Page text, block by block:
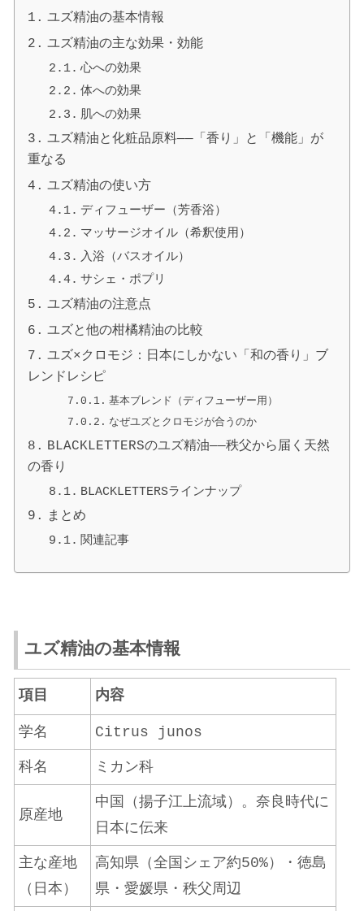
ユズ精油の基本情報
ユズ精油の主な効果・効能
心への効果
体への効果
肌への効果
ユズ精油と化粧品原料——「香り」と「機能」が
重なる
ユズ精油の使い方
ディフューザー（芳香浴）
マッサージオイル（希釈使用）
入浴（バスオイル）
サシェ・ポプリ
ユズ精油の注意点
ユズと他の柑橘精油の比較
ユズ×クロモジ：日本にしかない「和の香り」ブ
レンドレシピ
基本ブレンド（ディフューザー用）
なぜユズとクロモジが合うのか
BLACKLETTERSのユズ精油——秩父から届く天然
の香り
BLACKLETTERSラインナップ
まとめ
関連記事
ユズ精油の基本情報
項目 内容
学名 Citrus junos
科名 ミカン科
原産地
中国（揚子江上流域）。奈良時代に
日本に伝来
主な産地
（日本）
高知県（全国シェア約50%）・徳島
県・愛媛県・秩父周辺